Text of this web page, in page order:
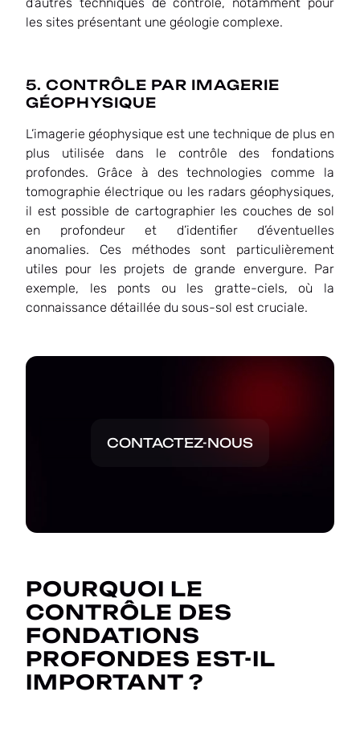
les sites présentant une géologie complexe.
5. CONTRÔLE PAR IMAGERIE
GÉOPHYSIQUE
L’imagerie géophysique est une technique de plus en
plus utilisée dans le contrôle des fondations
profondes. Grâce à des technologies comme la
tomographie électrique ou les radars géophysiques,
il est possible de cartographier les couches de sol
en profondeur et d’identifier d’éventuelles
anomalies. Ces méthodes sont particulièrement
utiles pour les projets de grande envergure. Par
exemple, les ponts ou les gratte-ciels, où la
connaissance détaillée du sous-sol est cruciale.
CONTACTEZ-NOUS
POURQUOI LE
CONTRÔLE DES
FONDATIONS
PROFONDES EST-IL
IMPORTANT ?